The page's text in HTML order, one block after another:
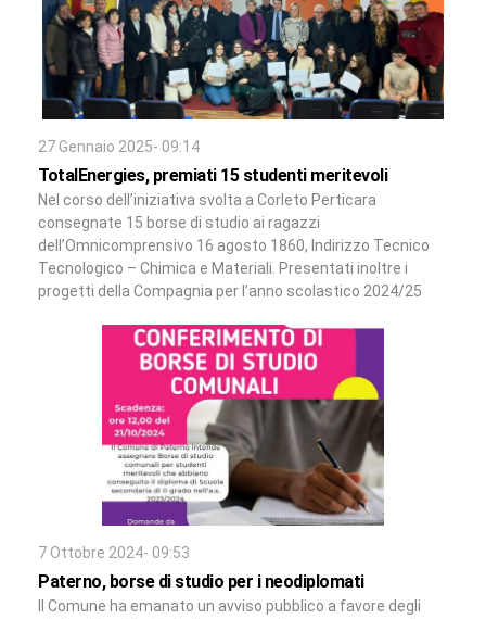
27 Gennaio 2025- 09:14
TotalEnergies, premiati 15 studenti meritevoli
Nel corso dell’iniziativa svolta a Corleto Perticara
consegnate 15 borse di studio ai ragazzi
dell’Omnicomprensivo 16 agosto 1860, Indirizzo Tecnico
Tecnologico – Chimica e Materiali. Presentati inoltre i
progetti della Compagnia per l’anno scolastico 2024/25
7 Ottobre 2024- 09:53
Paterno, borse di studio per i neodiplomati
Il Comune ha emanato un avviso pubblico a favore degli